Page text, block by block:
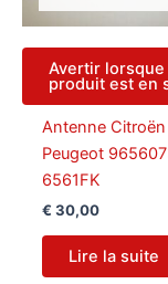
Avertir lorsque
produit est en
Antenne Citroën
Peugeot
6561FK
€ 30,00
Lire la suite